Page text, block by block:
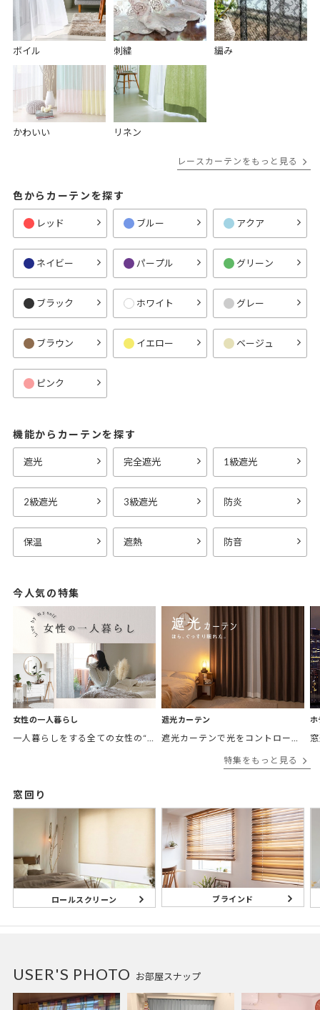
ボイル 刺繍 編み
かわいい リネン
レースカーテンをもっと見る
色からカーテンを探す
レッド ブルー アクア
ネイビー パープル グリーン
ブラック ホワイト グレー
ブラウン イエロー ベージュ
ピンク
機能からカーテンを探す
遮光 完全遮光 1級遮光
2級遮光 3級遮光 防炎
保温 遮熱 防音
今人気の特集
女性の一人暮らし
一人暮らしをする全ての女性の“欲しかったカーテン”がここにある。
遮光カーテン
遮光カーテンで光をコントロールし
特集をもっと見る
窓回り
ロールスクリーン ブラインド
お部屋スナップ
USER'S PHOTO